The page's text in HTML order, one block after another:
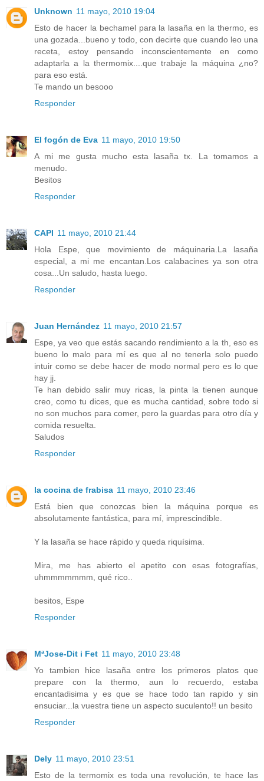
Unknown 11 mayo, 2010 19:04
Esto de hacer la bechamel para la lasaña en la thermo, es
una gozada...bueno y todo, con decirte que cuando leo una
receta, estoy pensando inconscientemente en como
adaptarla a la thermomix....que trabaje la máquina ¿no?
para eso está.
Te mando un besooo
Responder
El fogón de Eva 11 mayo, 2010 19:50
A mi me gusta mucho esta lasaña tx. La tomamos a
menudo.
Besitos
Responder
CAPI 11 mayo, 2010 21:44
Hola Espe, que movimiento de máquinaria.La lasaña
especial, a mi me encantan.Los calabacines ya son otra
cosa...Un saludo, hasta luego.
Responder
Juan Hernández 11 mayo, 2010 21:57
Espe, ya veo que estás sacando rendimiento a la th, eso es
bueno lo malo para mí es que al no tenerla solo puedo
intuir como se debe hacer de modo normal pero es lo que
hay jj.
Te han debido salir muy ricas, la pinta la tienen aunque
creo, como tu dices, que es mucha cantidad, sobre todo si
no son muchos para comer, pero la guardas para otro día y
comida resuelta.
Saludos
Responder
la cocina de frabisa 11 mayo, 2010 23:46
Está bien que conozcas bien la máquina porque es
absolutamente fantástica, para mí, imprescindible.
Y la lasaña se hace rápido y queda riquísima.
Mira, me has abierto el apetito con esas fotografías,
uhmmmmmmm, qué rico..
besitos, Espe
Responder
MªJose-Dit i Fet 11 mayo, 2010 23:48
Yo tambien hice lasaña entre los primeros platos que
prepare con la thermo, aun lo recuerdo, estaba
encantadisima y es que se hace todo tan rapido y sin
ensuciar...la vuestra tiene un aspecto suculento!! un besito
Responder
Dely 11 mayo, 2010 23:51
Esto de la termomix es toda una revolución, te hace las